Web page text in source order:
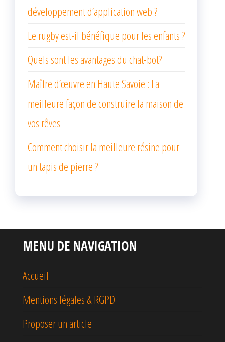
développement d’application web ?
Le rugby est-il bénéfique pour les enfants ?
Quels sont les avantages du chat-bot?
Maître d’œuvre en Haute Savoie : La
meilleure façon de construire la maison de
vos rêves
Comment choisir la meilleure résine pour
un tapis de pierre ?
MENU DE NAVIGATION
Accueil
Mentions légales & RGPD
Proposer un article